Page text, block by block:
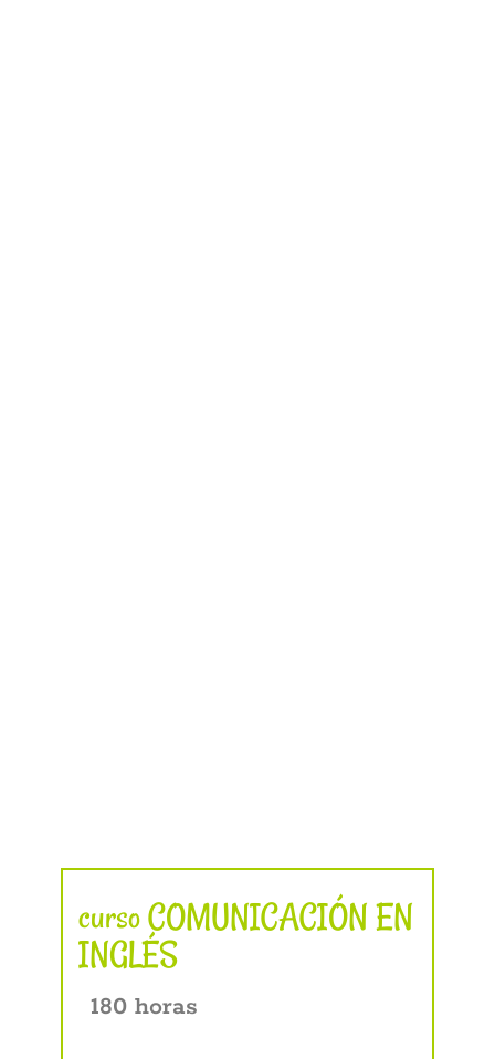
curso COMUNICACIÓN EN
INGLÉS
180 horas